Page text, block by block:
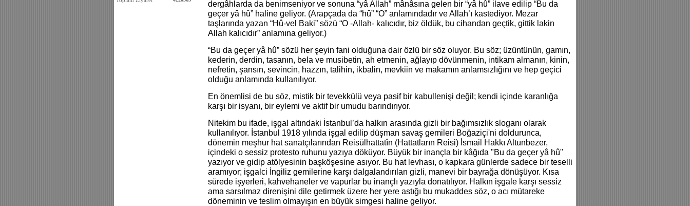
dergâhlarda da benimseniyor ve sonuna “yâ Allah” mânâsına gelen bir “yâ hû” ilave edilip “Bu da
geçer yâ hû” haline geliyor. (Arapçada da “hû” “O” anlamındadır ve Allah’ı kastediyor. Mezar
taşlarında yazan “Hû-vel Baki” sözü “O -Allah- kalıcıdır, biz öldük, bu cihandan geçtik, gittik lakin
Allah kalıcıdır” anlamına geliyor.)
“Bu da geçer yâ hû” sözü her şeyin fani olduğuna dair özlü bir söz oluyor. Bu söz; üzüntünün, gamın,
kederin, derdin, tasanın, bela ve musibetin, ah etmenin, ağlayıp dövünmenin, intikam almanın, kinin,
nefretin, şansın, sevincin, hazzın, talihin, ikbalin, mevkiin ve makamın anlamsızlığını ve hep geçici
olduğu anlamında kullanılıyor.
En önemlisi de bu söz, mistik bir tevekkülü veya pasif bir kabullenişi değil; kendi içinde karanlığa
karşı bir isyanı, bir eylemi ve aktif bir umudu barındırıyor.
Nitekim bu ifade, işgal altındaki İstanbul’da halkın arasında gizli bir bağımsızlık sloganı olarak
kullanılıyor. İstanbul 1918 yılında işgal edilip düşman savaş gemileri Boğaziçi'ni doldurunca,
dönemin meşhur hat sanatçılarından Reisülhattatîn (Hattatların Reisi) İsmail Hakkı Altunbezer,
içindeki o sessiz protesto ruhunu yazıya döküyor. Büyük bir inançla bir kâğıda "Bu da geçer yâ hû"
yazıyor ve gidip atölyesinin başköşesine asıyor. Bu hat levhası, o kapkara günlerde sadece bir teselli
aramıyor; işgalci İngiliz gemilerine karşı dalgalandırılan gizli, manevi bir bayrağa dönüşüyor. Kısa
sürede işyerleri, kahvehaneler ve vapurlar bu inançlı yazıyla donatılıyor. Halkın işgale karşı sessiz
ama sarsılmaz direnişini dile getirmek üzere her yere astığı bu mukaddes söz, o acı mütareke
döneminin ve teslim olmayışın en büyük simgesi haline geliyor.